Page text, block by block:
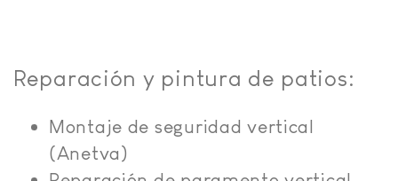
Reparación y pintura de patios:
Montaje de seguridad vertical
(Anetva)